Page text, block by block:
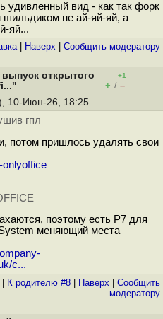
удивленный вид - как так форк
не ай-яй-яй, а
яй...
| Наверх Cообщить модератору
открытого
+1
+ / –
10-Июн-26, 18:25
гпл
потом пришлось удалять свои
onlyoffice
поэтому есть Р7 для
меняющий места
c...
| К родителю #8 Наверх
Cообщить
модератору